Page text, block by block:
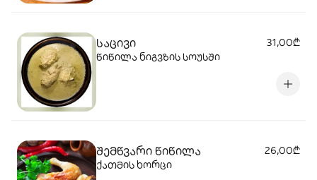
საცივი
31,00₾
წიწილა ნიგვზის სოუსში
შემწვარი წიწილა
26,00₾
ქათმის ხორცი